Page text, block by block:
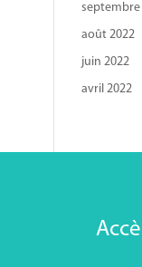
septembre
août 2022
juin 2022
avril 2022